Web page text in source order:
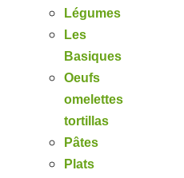
Légumes
Les
Basiques
Oeufs
omelettes
tortillas
Pâtes
Plats